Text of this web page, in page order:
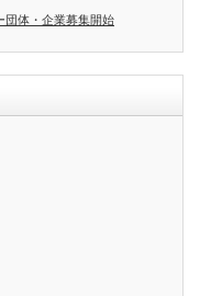
団体・企業募集開始